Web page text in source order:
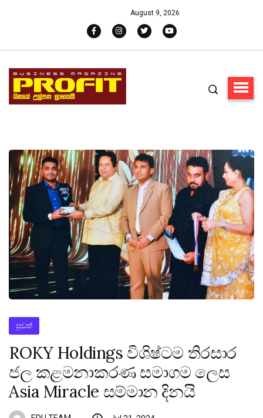
August 9, 2026
පුවත්
ROKY Holdings විශිෂ්ටම තිරසාර
ජල කළමනාකරණ සමාගම ලෙස
Asia Miracle සම්මාන දිනයි